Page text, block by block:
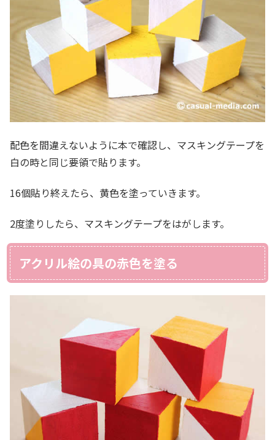
配色を間違えないように本で確認し、マスキングテープを
白の時と同じ要領で貼ります。
16個貼り終えたら、黄色を塗っていきます。
2度塗りしたら、マスキングテープをはがします。
アクリル絵の具の赤色を塗る